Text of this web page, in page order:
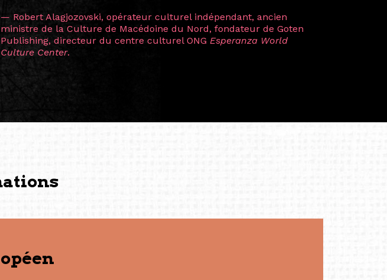
L’une des rencontres les plus marquantes fut celle avec ma
consœur HicterienneRuthe Zuntz — une amitié dont la générosité et
la vision ont transformé ma trajectoire et m’ont conduite de
Singapour à Berlin pendant près d’une décennie. Aujourd’hui encore,
les amitiés forgées durant cette année intense et inspirante
solidité et m’encouragent à continuer de rêver, de créer et de tendre
vers de nouvelles possibilités.
— Vanini Belarmino (Singapore /Germany)
(Photography: Geric Cruz)